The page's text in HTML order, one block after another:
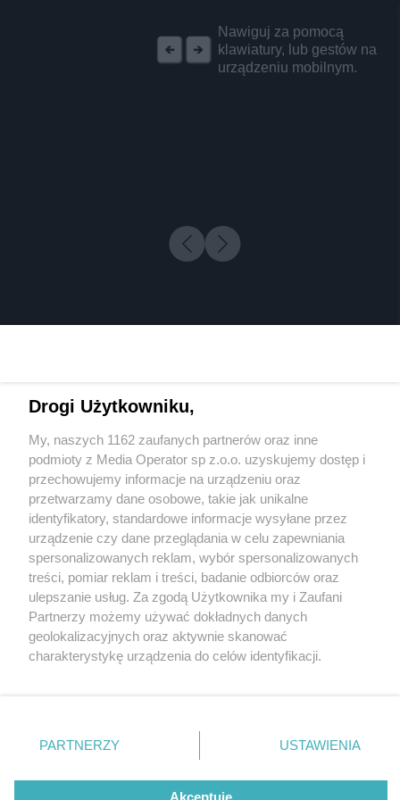
Nawiguj za pomocą
klawiatury, lub gestów na
urządzeniu mobilnym.
3 / 0
Wydawca mediów lokalnych
Nie zapomnij
zapoznać się z:
polityką prywatności regulamin korzystania z portali
Twojemiasto
Piekary Śląskie
Chorzów
Tarnowskie Góry
Gliwice
Skontakuj sięz nami
Kontakt
Wydawca
Redakcja
Drogi Użytkowniku,
My, naszych 1162 zaufanych partnerów oraz inne
podmioty z Media Operator sp z.o.o. uzyskujemy dostęp i
przechowujemy informacje na urządzeniu oraz
przetwarzamy dane osobowe, takie jak unikalne
identyfikatory, standardowe informacje wysyłane przez
urządzenie czy dane przeglądania w celu zapewniania
spersonalizowanych reklam, wybór spersonalizowanych
treści, pomiar reklam i treści, badanie odbiorców oraz
ulepszanie usług. Za zgodą Użytkownika my i Zaufani
Partnerzy możemy używać dokładnych danych
geolokalizacyjnych oraz aktywnie skanować
charakterystykę urządzenia do celów identyfikacji.
zmienić/wycofać klikając przycisk ustawień prywatności
znajdujący się w lewym dolnym rogu strony
rodzaje przetwarzania danych nie wymagają zgody
użytkownika, ale masz prawo sprzeciwić się takiemu
PARTNERZY USTAWIENIA
Akceptuję